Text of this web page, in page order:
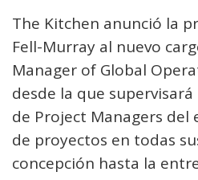
The Kitchen anunció la
Fell-Murray al nuevo
Manager of Global
desde la que
de Project Managers del
de proyectos en todas
concepción hasta la